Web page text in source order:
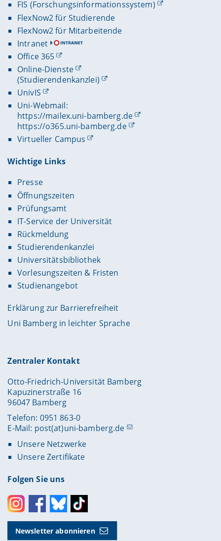
FIS (Forschungsinformationssystem)
FlexNow2 für Studierende
FlexNow2 für Mitarbeitende
Intranet
Office 365
Online-Dienste
(Studierendenkanzlei)
UnivIS
Uni-Webmail:
https://mailex.uni-bamberg.de
https://o365.uni-bamberg.de
Virtueller Campus
Wichtige Links
Presse
Öffnungszeiten
Prüfungsamt
IT-Service der Universität
Rückmeldung
Studierendenkanzlei
Universitätsbibliothek
Vorlesungszeiten & Fristen
Studienangebot
Erklärung zur Barrierefreiheit
Uni Bamberg in leichter Sprache
Zentraler Kontakt
Otto-Friedrich-Universität Bamberg
Kapuzinerstraße 16
96047 Bamberg
Telefon: 0951 863-0
E-Mail: post(at)uni-bamberg.de
Unsere Netzwerke
Unsere Zertifikate
Folgen Sie uns
InstagramFacebookBlueskyToktok
Newsletter abonnieren